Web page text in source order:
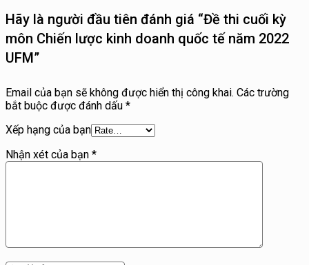
Hãy là người đầu tiên đánh giá “Đề thi cuối kỳ
môn Chiến lược kinh doanh quốc tế năm 2022
UFM”
Email của bạn sẽ không được hiển thị công khai. Các trường
bắt buộc được đánh dấu *
Xếp hạng của bạn
Nhận xét của bạn *